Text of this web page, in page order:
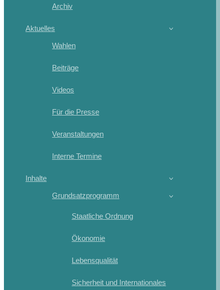
Archiv
Aktuelles
Wahlen
Beiträge
Videos
Für die Presse
Veranstaltungen
Interne Termine
Inhalte
Grundsatzprogramm
Staatliche Ordnung
Ökonomie
Lebensqualität
Sicherheit und Internationales